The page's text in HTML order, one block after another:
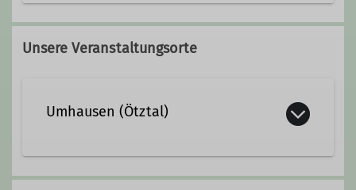
Qualifikationen
Trainerin C Bergsteigen
Trainerin C Skibergsteigen
Ämter
Qualifikationen
Jugendleiterin
Unsere Veranstaltungsorte
Umhausen (Ötztal)